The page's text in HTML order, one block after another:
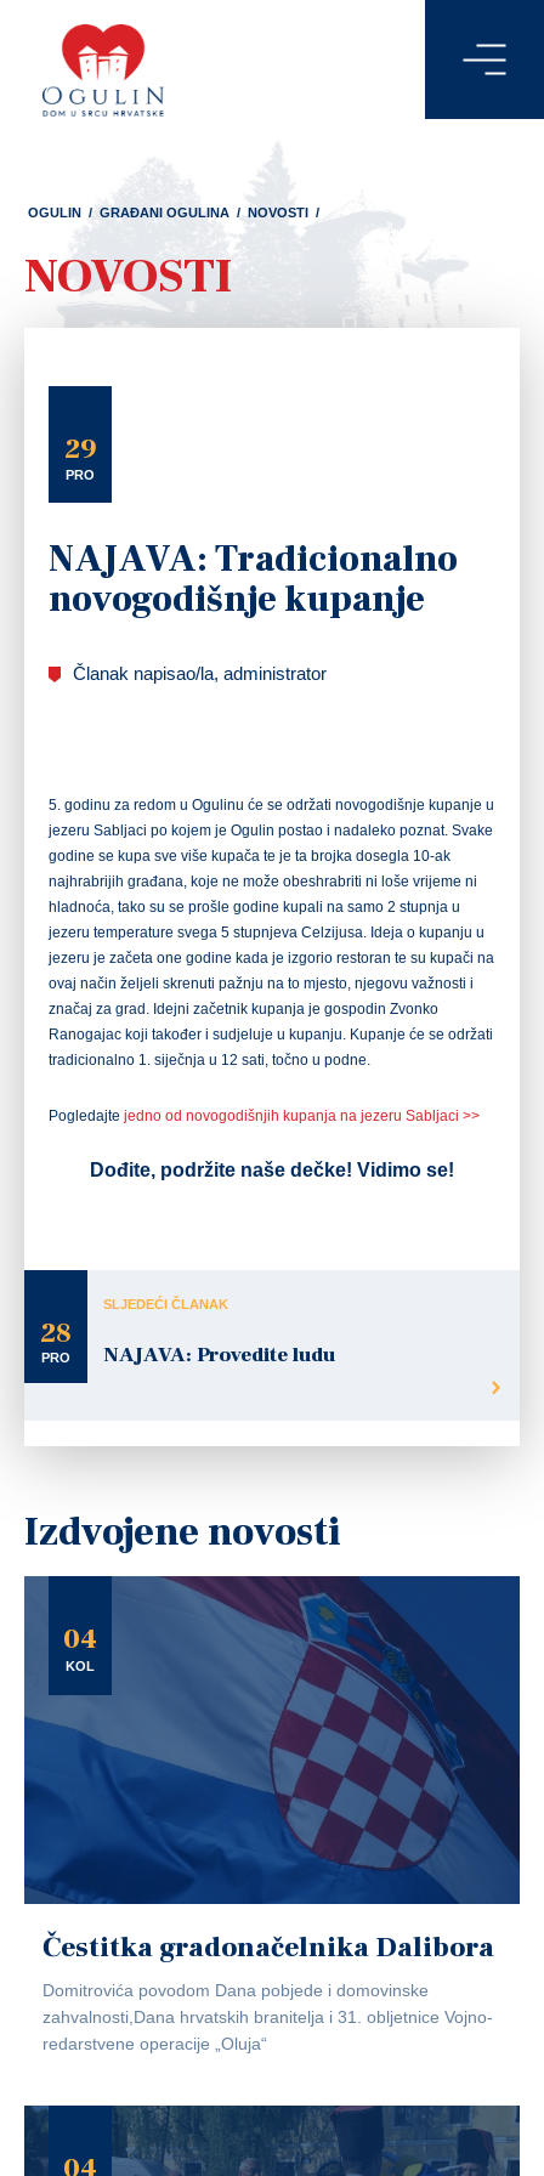
OGULIN / GRAĐANI OGULINA / NOVOSTI /
NOVOSTI
29
PRO
NAJAVA: Tradicionalno
novogodišnje kupanje
Članak napisao/la, administrator
5. godinu za redom u Ogulinu će se održati novogodišnje kupanje u
jezeru Sabljaci po kojem je Ogulin postao i nadaleko poznat. Svake
godine se kupa sve više kupača te je ta brojka dosegla 10-ak
najhrabrijih građana, koje ne može obeshrabriti ni loše vrijeme ni
hladnoća, tako su se prošle godine kupali na samo 2 stupnja u
jezeru temperature svega 5 stupnjeva Celzijusa. Ideja o kupanju u
jezeru je začeta one godine kada je izgorio restoran te su kupači na
ovaj način željeli skrenuti pažnju na to mjesto, njegovu važnosti i
značaj za grad. Idejni začetnik kupanja je gospodin Zvonko
Ranogajac koji također i sudjeluje u kupanju. Kupanje će se održati
tradicionalno 1. siječnja u 12 sati, točno u podne.
Pogledajte jedno od novogodišnjih kupanja na jezeru Sabljaci >>
Dođite, podržite naše dečke! Vidimo se!
28
PRO
SLJEDEĆI ČLANAK
NAJAVA: Provedite ludu
Izdvojene novosti
04
KOL
Čestitka gradonačelnika Dalibora
Domitrovića povodom Dana pobjede i domovinske
zahvalnosti,Dana hrvatskih branitelja i 31. obljetnice Vojno-
redarstvene operacije „Oluja“
04